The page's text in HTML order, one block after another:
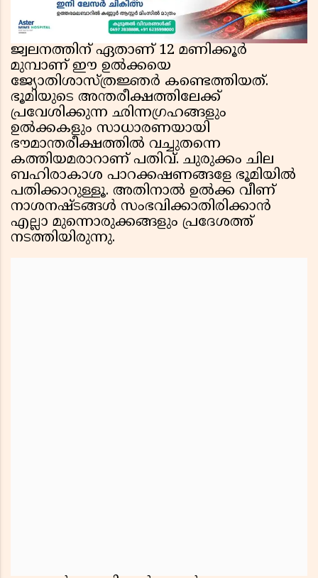
ജ്വലനത്തിന് ഏതാണ് 12 മണിക്കൂര്‍
മുമ്പാണ് ഈ ഉല്‍ക്കയെ
ജ്യോതിശാസ്ത്രജ്ഞര്‍ കണ്ടെത്തിയത്.
ഭൂമിയുടെ അന്തരീക്ഷത്തിലേക്ക്
പ്രവേശിക്കുന്ന ഛിന്നഗ്രഹങ്ങളും
ഉല്‍ക്കകളും സാധാരണയായി
ഭൗമാന്തരീക്ഷത്തില്‍ വച്ചുതന്നെ
കത്തിയമരാറാണ് പതിവ്. ചുരുക്കം ചില
ബഹിരാകാശ പാറക്കഷണങ്ങളേ ഭൂമിയില്‍
പതിക്കാറുള്ളൂ. അതിനാല്‍ ഉല്‍ക്ക വീണ്
നാശനഷ്ടങ്ങള്‍ സംഭവിക്കാതിരിക്കാന്‍
എല്ലാ മുന്നൊരുക്കങ്ങളും പ്രദേശത്ത്
നടത്തിയിരുന്നു.